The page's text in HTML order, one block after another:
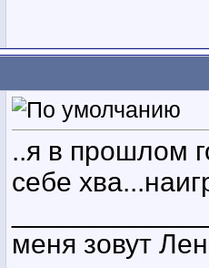
..я в прошлом
себе
меня зовут